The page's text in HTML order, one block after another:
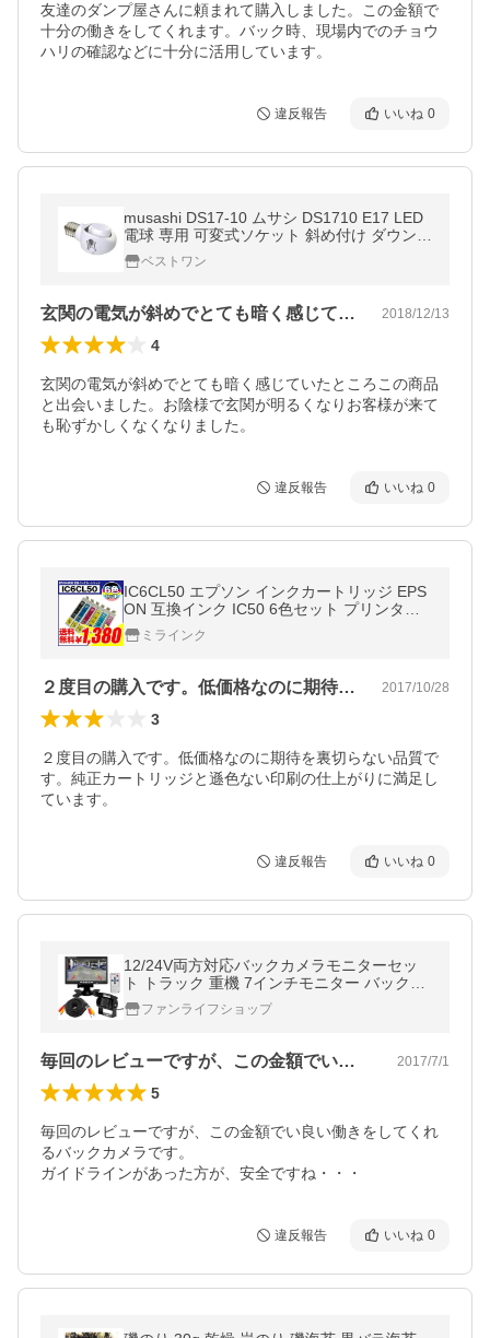
友達のダンプ屋さんに頼まれて購入しました。この金額で
十分の働きをしてくれます。バック時、現場内でのチョウ
ハリの確認などに十分に活用しています。
違反報告 いいね 0
musashi DS17-10 ムサシ DS1710 E17 LED
電球 専用 可変式ソケット 斜め付け ダウンラ
イト 屋内用
ベストワン
玄関の電気が斜めでとても暗く感じていた… 2018/12/13
4
玄関の電気が斜めでとても暗く感じていたところこの商品
と出会いました。お陰様で玄関が明るくなりお客様が来て
も恥ずかしくなくなりました。
違反報告 いいね 0
IC6CL50 エプソン インクカートリッジ EPS
ON 互換インク IC50 6色セット プリンター
インク メール便送料無料
ミラインク
２度目の購入です。低価格なのに期待を裏… 2017/10/28
3
２度目の購入です。低価格なのに期待を裏切らない品質で
す。純正カートリッジと遜色ない印刷の仕上がりに満足し
ています。
違反報告 いいね 0
12/24V両方対応バックカメラモニターセッ
ト トラック 重機 7インチモニター バックカ
メラ 延長ケーブルセット ガイドラインあり
OMT71SET
ファンライフショップ
毎回のレビューですが、この金額でい良い… 2017/7/1
5
毎回のレビューですが、この金額でい良い働きをしてくれ
るバックカメラです。
ガイドラインがあった方が、安全ですね・・・
違反報告 いいね 0